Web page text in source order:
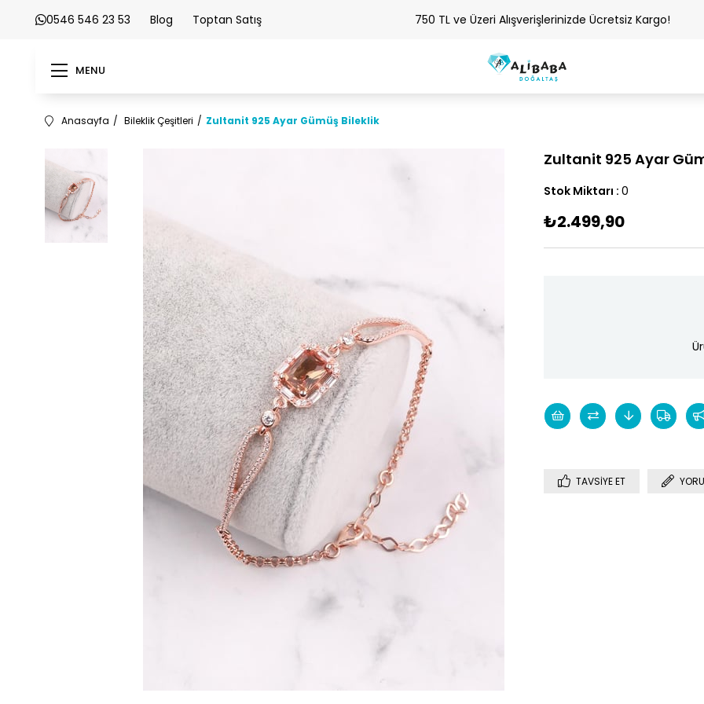
0546 546 23 53 Blog Toptan Satış 750 TL ve Üzeri Alışverişlerinizde Ücretsiz Kargo!
MENU
Anasayfa Bileklik Çeşitleri Zultanit 925 Ayar Gümüş Bileklik
Zultanit 925 Ayar
Stok Miktarı : 0
₺2.499,90
TAVSIYE ET